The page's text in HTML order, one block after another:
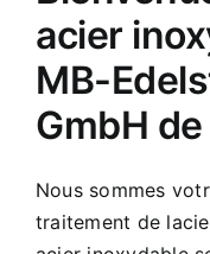
acier
MB-
GmbH
Nous sommes
traitement de